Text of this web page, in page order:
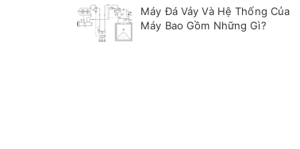
Máy Đá Vảy Và Hệ Thống Của
Máy Bao Gồm Những Gì?